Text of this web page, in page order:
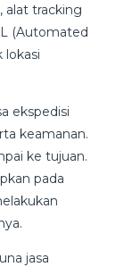
alat tracking
(Automated
lokasi
ekspedisi
keamanan.
ke tujuan.
pada
jasa